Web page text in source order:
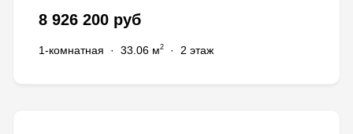
8 926 200 руб
1-комнатная · 33.06 м2 · 2 этаж